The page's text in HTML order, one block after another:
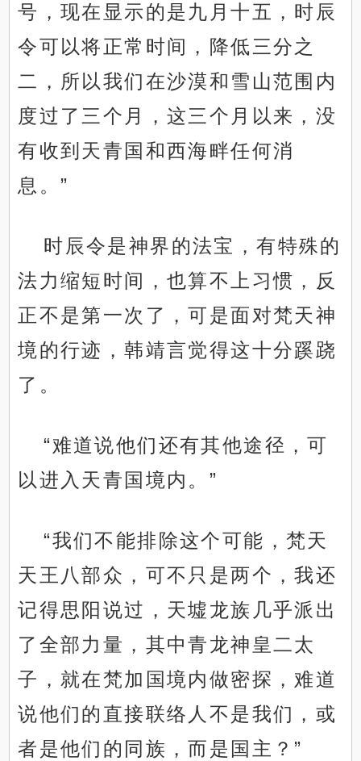
号，现在显示的是九月十五，时辰
令可以将正常时间，降低三分之
二，所以我们在沙漠和雪山范围内
度过了三个月，这三个月以来，没
有收到天青国和西海畔任何消
息。”
时辰令是神界的法宝，有特殊的
法力缩短时间，也算不上习惯，反
正不是第一次了，可是面对梵天神
境的行迹，韩靖言觉得这十分蹊跷
了。
“难道说他们还有其他途径，可
以进入天青国境内。”
“我们不能排除这个可能，梵天
天王八部众，可不只是两个，我还
记得思阳说过，天墟龙族几乎派出
了全部力量，其中青龙神皇二太
子，就在梵加国境内做密探，难道
说他们的直接联络人不是我们，或
者是他们的同族，而是国主？”